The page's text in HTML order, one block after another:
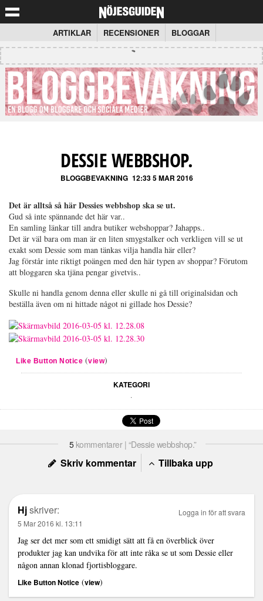
ARTIKLAR RECENSIONER BLOGGAR
DESSIE WEBBSHOP.
BLOGGBEVAKNING 12:33 5 MAR 2016
Det är alltså så här Dessies webbshop ska se ut.
Gud så inte spännande det här var..
En samling länkar till andra butiker webshoppar? Jahapps..
Det är väl bara om man är en liten smygstalker och verkligen vill se ut
exakt som Dessie som man tänkas vilja handla här eller?
Jag förstår inte riktigt poängen med den här typen av shoppar? Förutom
att bloggaren ska tjäna pengar givetvis..
Skulle ni handla genom denna eller skulle ni gå till originalsidan och
beställa även om ni hittade något ni gillade hos Dessie?
Like Button Notice (view)
KATEGORI
.
5kommentarer | “Dessie webbshop.”
Skriv kommentar Tillbaka upp
Hjskriver:
5 Mar 2016 kl. 13:11
Jag ser det mer som ett smidigt sätt att få en överblick över
produkter jag kan undvika för att inte råka se ut som Dessie eller
någon annan klonad fjortisbloggare.
Like Button Notice (view)
Logga in för att svara